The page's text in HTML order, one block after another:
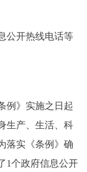
PORTUGUÊS
开热线电话等
》实施之日起
生产、生活、科
落实《条例》确
1个政府信息公开